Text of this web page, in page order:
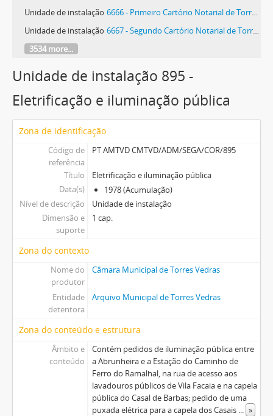
Unidade de instalação 6666 - Primeiro Cartório Notarial de Torres Vedras
Unidade de instalação 6667 - Segundo Cartório Notarial de Torres Vedras
3534 more...
Unidade de instalação 895 -
Eletrificação e iluminação pública
Zona de identificação
Código de
referência
PT AMTVD CMTVD/ADM/SEGA/COR/895
Título
Eletrificação e iluminação pública
Data(s)
1978 (Acumulação)
Nível de descrição
Unidade de instalação
Dimensão e
suporte
1 cap.
Zona do contexto
Nome do
produtor
Câmara Municipal de Torres Vedras
Entidade
detentora
Arquivo Municipal de Torres Vedras
Zona do conteúdo e estrutura
Âmbito e
conteúdo
Contém pedidos de iluminação pública entre
a Abrunheira e a Estação do Caminho de
Ferro do Ramalhal, na rua de acesso aos
lavadouros públicos de Vila Facaia e na capela
pública do Casal de Barbas; pedido de uma
puxada elétrica para a capela dos Casais
»